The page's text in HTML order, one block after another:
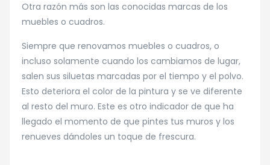
Otra razón más son las conocidas marcas de los
muebles o cuadros.
Siempre que renovamos muebles o cuadros, o
incluso solamente cuando los cambiamos de lugar,
salen sus siluetas marcadas por el tiempo y el polvo.
Esto deteriora el color de la pintura y se ve diferente
al resto del muro. Este es otro indicador de que ha
llegado el momento de que pintes tus muros y los
renueves dándoles un toque de frescura.